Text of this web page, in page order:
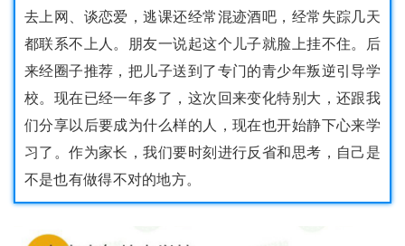
去上网、谈恋爱，逃课还经常混迹酒吧，经常失踪几天
都联系不上人。朋友一说起这个儿子就脸上挂不住。后
来经圈子推荐，把儿子送到了专门的青少年叛逆引导学
校。现在已经一年多了，这次回来变化特别大，还跟我
们分享以后要成为什么样的人，现在也开始静下心来学
习了。作为家长，我们要时刻进行反省和思考，自己是
不是也有做得不对的地方。